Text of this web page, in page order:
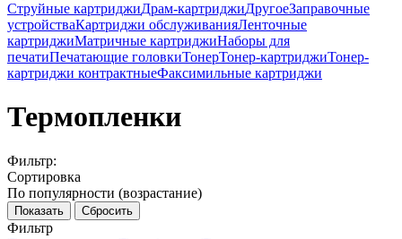
Струйные картриджиДрам-картриджиДругоеЗаправочные
устройстваКартриджи обслуживанияЛенточные
картриджиМатричные картриджиНаборы для
печатиПечатающие головкиТонерТонер-картриджиТонер-
картриджи контрактныеФаксимильные картриджи
Термопленки
Фильтр:
Сортировка
По популярности (возрастание)
Показать Сбросить
Фильтр